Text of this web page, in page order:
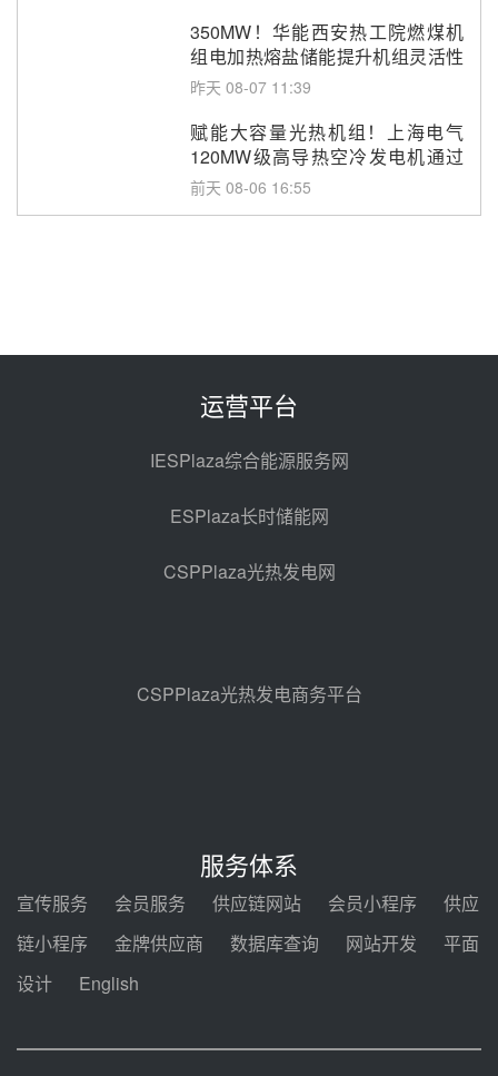
350MW！华能西安热工院燃煤机
组电加热熔盐储能提升机组灵活性
改造项目初步设计第三方评审服务
昨天 08-07 11:39
赋能大容量光热机组！上海电气
120MW级高导热空冷发电机通过
型式试验
前天 08-06 16:55
100MW光工程性能试验采购
光热示范电站二列蒸汽发生器设备
亚核阀业中标天山北麓100MW光
热发电工程EPC总承包项目熔盐截
止阀、熔盐三偏心蝶阀采购
08-05 17:15
包项目熔盐介质超声波流量计采购
08-05 17:09
电机组灵活性改造项目三元液态盐
采购合同
迪尔化工预中标华能西安热工院
2026-2029年熔盐介质框架协议
100MW光热项目机组调试及性能
运营平台
IESPlaza综合能源服务网
ESPlaza长时储能网
CSPPlaza光热发电网
CSPPlaza光热发电商务平台
服务体系
宣传服务 会员服务 供应链网站 会员小程序
供应
链小程序
金牌供应商 数据库查询 网站开发
平面
设计
English